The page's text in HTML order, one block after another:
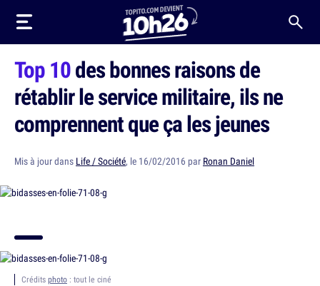
Top 10des bonnes raisons de
rétablir le service militaire, ils ne
comprennent que ça les jeunes
Mis à jour dans Life / Société, le 16/02/2016 par Ronan Daniel
Crédits photo : tout le ciné